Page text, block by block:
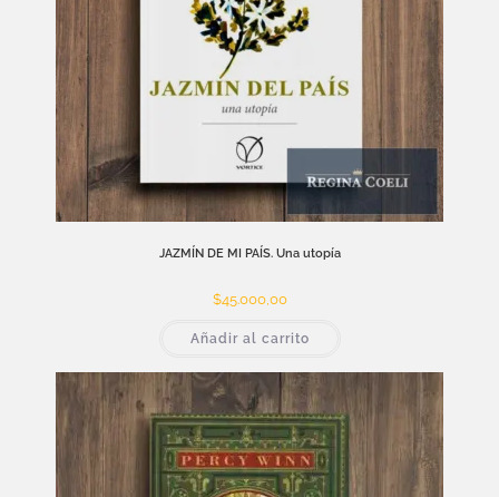
JAZMÍN DE MI PAÍS. Una utopía
$45.000,00
Añadir al carrito